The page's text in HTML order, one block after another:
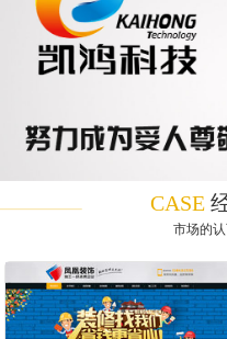
CASE
市场的